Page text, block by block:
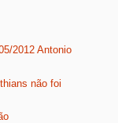
2012 Antonio
não foi